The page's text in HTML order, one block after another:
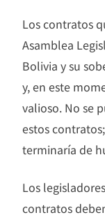
Los contratos
Asamblea
Bolivia y su
y, en este
valioso. No se
estos
terminaría de
Los
contratos